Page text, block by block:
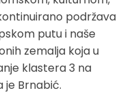
podržava
putu i naše
zemalja koja u
klastera 3 na
je Brnabić.